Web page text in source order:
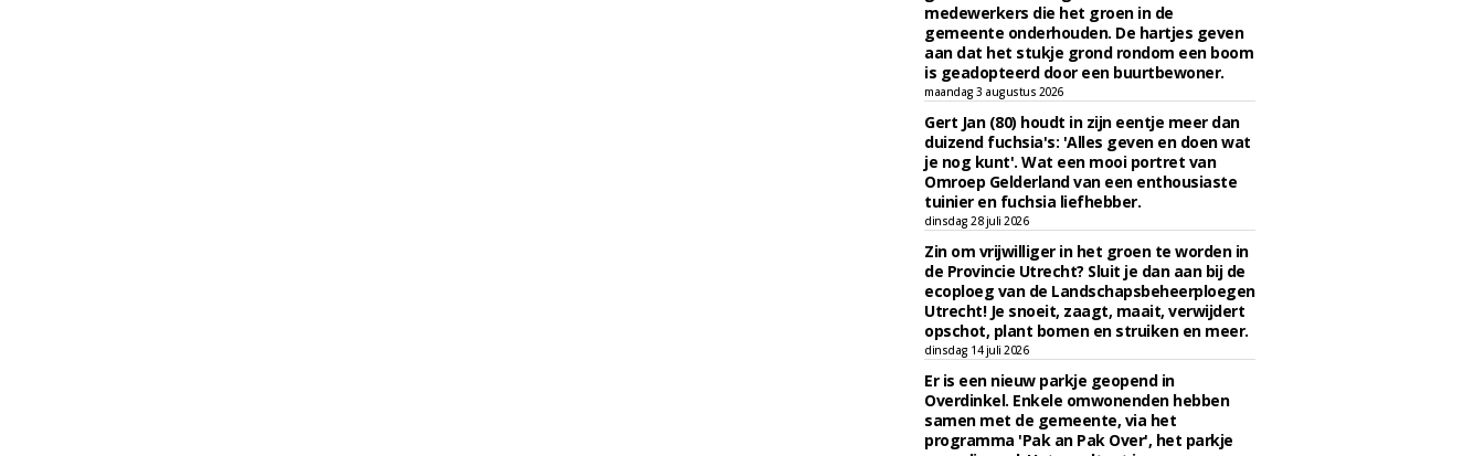
medewerkers die het groen in de
gemeente onderhouden. De hartjes geven
aan dat het stukje grond rondom een boom
is geadopteerd door een buurtbewoner.
maandag 3 augustus 2026
Gert Jan (80) houdt in zijn eentje meer dan
duizend fuchsia's: 'Alles geven en doen wat
je nog kunt'. Wat een mooi portret van
Omroep Gelderland van een enthousiaste
tuinier en fuchsia liefhebber.
dinsdag 28 juli 2026
Zin om vrijwilliger in het groen te worden in
de Provincie Utrecht? Sluit je dan aan bij de
ecoploeg van de Landschapsbeheerploegen
Utrecht! Je snoeit, zaagt, maait, verwijdert
opschot, plant bomen en struiken en meer.
dinsdag 14 juli 2026
Er is een nieuw parkje geopend in
Overdinkel. Enkele omwonenden hebben
samen met de gemeente, via het
programma 'Pak an Pak Over', het parkje